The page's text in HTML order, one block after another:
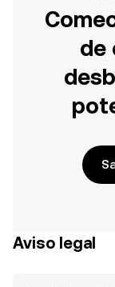
de
Aviso legal